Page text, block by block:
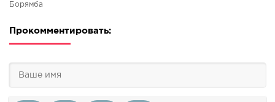
Борямба
Прокомментировать: